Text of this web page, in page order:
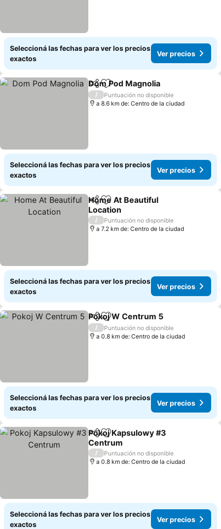
Seleccioná las fechas para ver los precios
exactos
Ver precios
CompartirAñadir a favoritos
Dom Pod Magnolia
/
Puntuación no disponible
a 8.6 km de: Centro de la ciudad
Seleccioná las fechas para ver los precios
exactos
Ver precios
CompartirAñadir a favoritos
Home At Beautiful
Location
Ver precios
/
Puntuación no disponible
a 7.2 km de: Centro de la ciudad
Seleccioná las fechas para ver los precios
exactos
Ver precios
CompartirAñadir a favoritos
Pokoj W Centrum 5
/
Puntuación no disponible
a 0.8 km de: Centro de la ciudad
Seleccioná las fechas para ver los precios
exactos
Ver precios
CompartirAñadir a favoritos
Pokoj Kapsulowy #3
Centrum
Ver precios
/
Puntuación no disponible
a 0.8 km de: Centro de la ciudad
Seleccioná las fechas para ver los precios
exactos
Ver precios